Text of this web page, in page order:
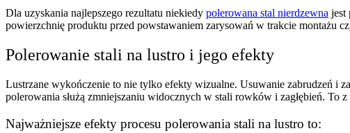
Dla uzyskania najlepszego rezultatu niekiedy polerowana stal nierdzewna jest
powierzchnię produktu przed powstawaniem zarysowań w trakcie montażu
Polerowanie stali na lustro i jego efekty
Lustrzane wykończenie to nie tylko efekty wizualne. Usuwanie zabrudzeń i
polerowania służą zmniejszaniu widocznych w stali rowków i zagłębień. To
Najważniejsze efekty procesu polerowania stali na lustro to: